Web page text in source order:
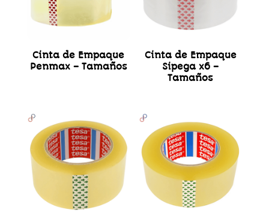
Cinta de Empaque
Penmax – Tamaños
Cinta de Empaque
Sipega x6 –
Tamaños